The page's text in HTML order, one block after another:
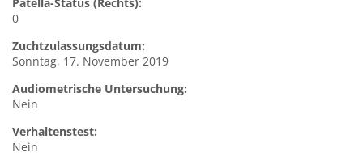
0
Zuchtzulassungsdatum:
Sonntag, 17. November 2019
Audiometrische Untersuchung:
Nein
Verhaltenstest:
Nein